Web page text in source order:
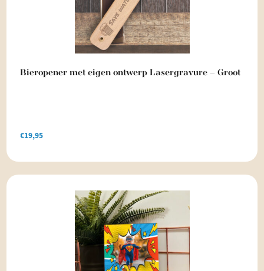
Bieropener met eigen ontwerp Lasergravure – Groot
€19,95